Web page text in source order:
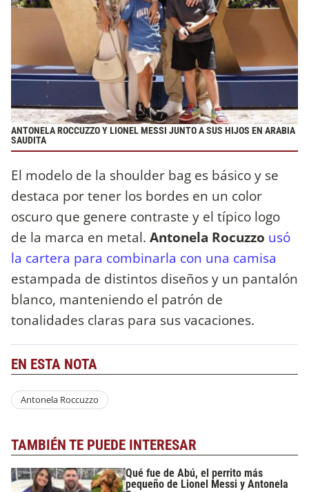
ANTONELA ROCCUZZO Y LIONEL MESSI JUNTO A SUS HIJOS EN ARABIA
SAUDITA
El modelo de la shoulder bag es básico y se
destaca por tener los bordes en un color
oscuro que genere contraste y el típico logo
de la marca en metal. Antonela Rocuzzo usó
la cartera para combinarla con una camisa
estampada de distintos diseños y un pantalón
blanco, manteniendo el patrón de
tonalidades claras para sus vacaciones.
EN ESTA NOTA
Antonela Roccuzzo
TAMBIÉN TE PUEDE INTERESAR
Qué fue de Abú, el perrito más
pequeño de Lionel Messi y Antonela